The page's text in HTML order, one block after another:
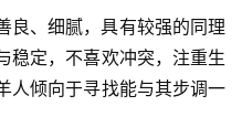
良、细腻，具有较强的同理
稳定，不喜欢冲突，注重生
人倾向于寻找能与其步调一